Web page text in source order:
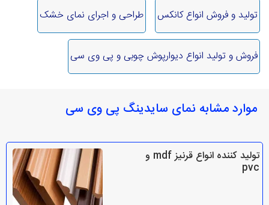
تولید و فروش انواع کانکس طراحی و اجرای نمای خشک
فروش و تولید انواع دیوارپوش چوبی و پی وی سی
موارد مشابه نمای سایدینگ پی وی سی
تولید کننده انواع قرنیز mdf و
pvc